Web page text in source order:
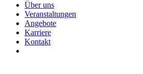
Über uns
Veranstaltungen
Angebote
Karriere
Kontakt